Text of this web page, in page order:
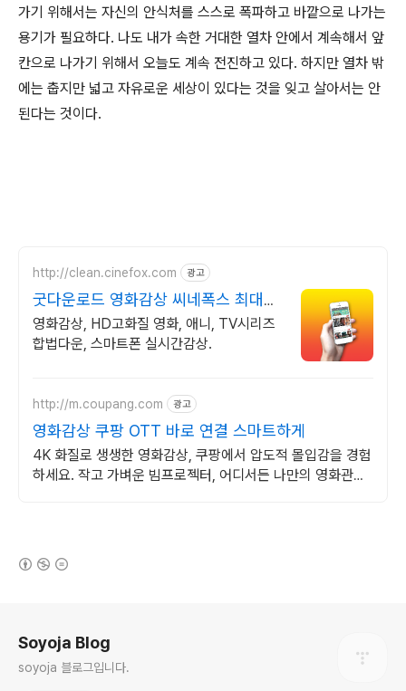
가기 위해서는 자신의 안식처를 스스로 폭파하고 바깥으로 나가는
용기가 필요하다. 나도 내가 속한 거대한 열차 안에서 계속해서 앞
칸으로 나가기 위해서 오늘도 계속 전진하고 있다. 하지만 열차 밖
에는 춥지만 넓고 자유로운 세상이 있다는 것을 잊고 살아서는 안
된다는 것이다.
http://clean.cinefox.com 광고
굿다운로드 영화감상 씨네폭스 최대3
만원+10%추가적립
영화감상, HD고화질 영화, 애니, TV시리즈
합법다운, 스마트폰 실시간감상.
http://m.coupang.com 광고
영화감상 쿠팡 OTT 바로 연결 스마트하게
4K 화질로 생생한 영화감상, 쿠팡에서 압도적 몰입감을 경험
하세요. 작고 가벼운 빔프로젝터, 어디서든 나만의 영화관을
Soyoja Blog
soyoja 블로그입니다.